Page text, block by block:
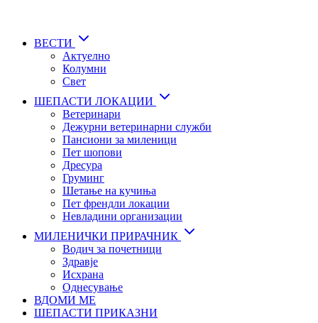
content
ВЕСТИ
Актуелно
Колумни
Свет
ШЕПАСТИ ЛОКАЦИИ
Ветеринари
Дежурни ветеринарни служби
Пансиони за миленици
Пет шопови
Дресура
Груминг
Шетање на кучиња
Пет френдли локации
Невладини организации
МИЛЕНИЧКИ ПРИРАЧНИК
Водич за почетници
Здравје
Исхрана
Однесување
ВДОМИ МЕ
ШЕПАСТИ ПРИКАЗНИ